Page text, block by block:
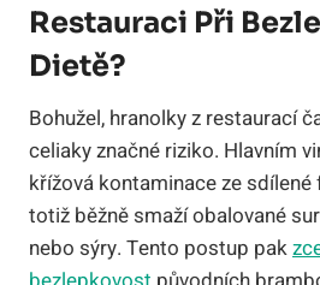
Restauraci Při
Dietě?
Bohužel, hranolky z restaurací
celiaky značné riziko. Hlavním
křížová kontaminace ze
totiž běžně smaží obalované
nebo sýry. Tento postup pak